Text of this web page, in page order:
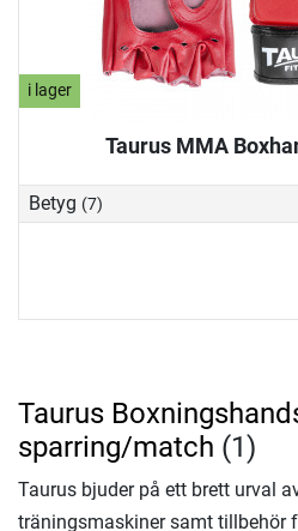
i lager
Taurus MMA
Betyg (7)
Taurus
sparring/match (1)
Taurus bjuder på ett brett urval
träningsmaskiner samt tillbehör